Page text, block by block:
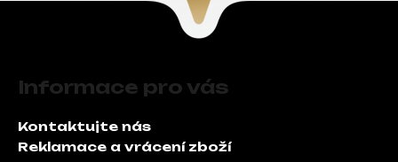
Informace pro vás
Kontaktujte nás
Reklamace a vrácení zboží